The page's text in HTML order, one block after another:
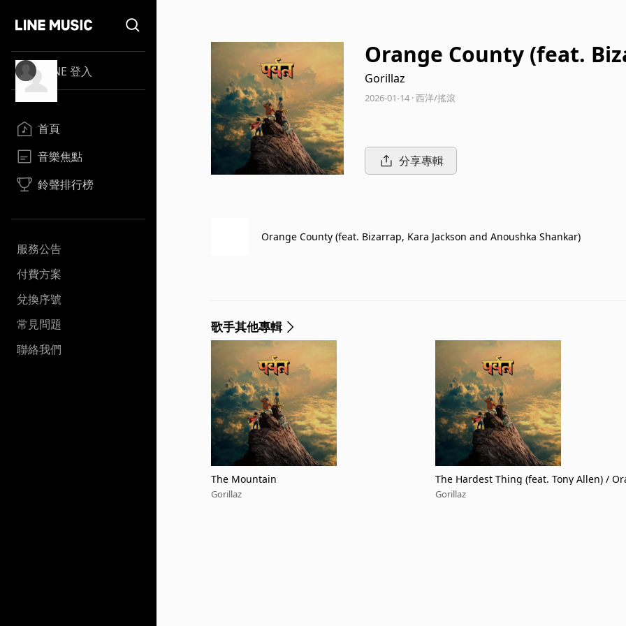
LINE 登入
首頁
音樂焦點
鈴聲排行榜
服務公告
付費方案
兌換序號
常見問題
聯絡我們
Orange County (feat.
Anoushka Shankar)
Gorillaz
2026-01-14 · 西洋/搖滾
分享專輯
Orange County (feat. Bizarrap, Kara Jackson and Anoushka Shankar)
歌手其他專輯
The Mountain
Gorillaz
The Hardest Thing (feat. Tony Allen) /
ounty (feat. Bizarrap, Kara Jackson and
Gorillaz